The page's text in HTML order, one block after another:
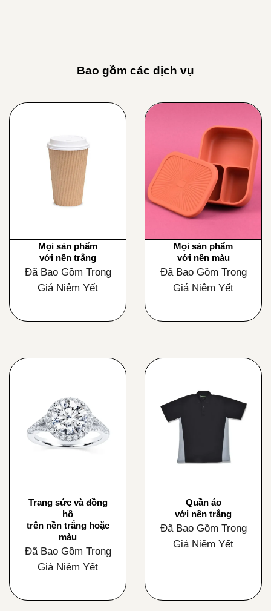
Bao gồm các dịch vụ
Mọi sản phẩm
với nền trắng
Đã Bao Gồm Trong
Giá Niêm Yết
Mọi sản phẩm
với nền màu
Đã Bao Gồm Trong
Giá Niêm Yết
Trang sức và đồng
hồ
trên nền trắng hoặc
màu
Đã Bao Gồm Trong
Giá Niêm Yết
Quần áo
với nền trắng
Đã Bao Gồm Trong
Giá Niêm Yết